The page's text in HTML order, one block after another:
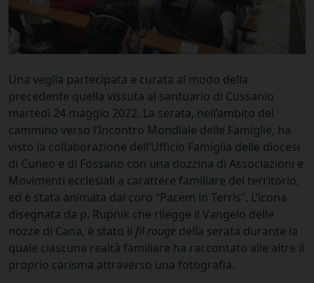
Una veglia partecipata e curata al modo della
precedente quella vissuta al santuario di Cussanio
martedì 24 maggio 2022. La serata, nell’ambito del
cammino verso l’Incontro Mondiale delle Famiglie, ha
visto la collaborazione dell’Ufficio Famiglia delle diocesi
di Cuneo e di Fossano con una dozzina di Associazioni e
Movimenti ecclesiali a carattere familiare del territorio,
ed è stata animata dal coro “Pacem in Terris”. L’icona
disegnata da p. Rupnik che rilegge il Vangelo delle
nozze di Cana, è stato il fil rouge della serata durante la
quale ciascuna realtà familiare ha raccontato alle altre il
proprio carisma attraverso una fotografia.